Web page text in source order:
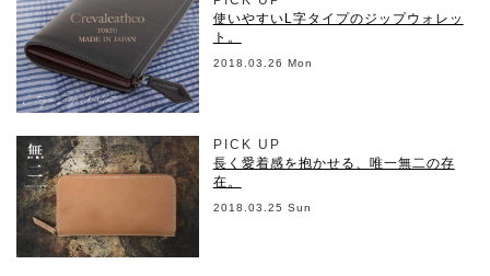
使いやすいL字タイプのジップウォレッ
ト。
2018.03.26 Mon
PICK UP
長く愛着感を抱かせる、唯一無二の存
在。
2018.03.25 Sun